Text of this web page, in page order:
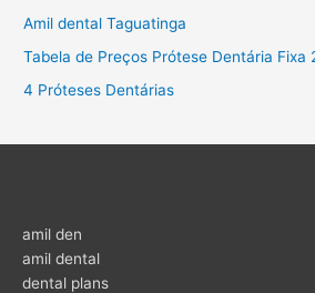
Amil dental Taguatinga
Tabela de Preços Prótese Dentária Fixa
4 Próteses Dentárias
amil den
amil dental
dental plans